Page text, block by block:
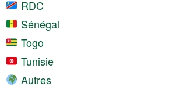
RDC
Sénégal
Togo
Tunisie
Autres